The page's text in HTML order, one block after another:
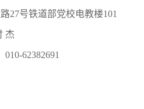
27号铁道部党校电教楼101
杰
62382691